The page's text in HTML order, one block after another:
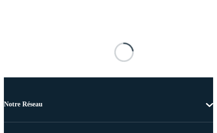
Notre Réseau